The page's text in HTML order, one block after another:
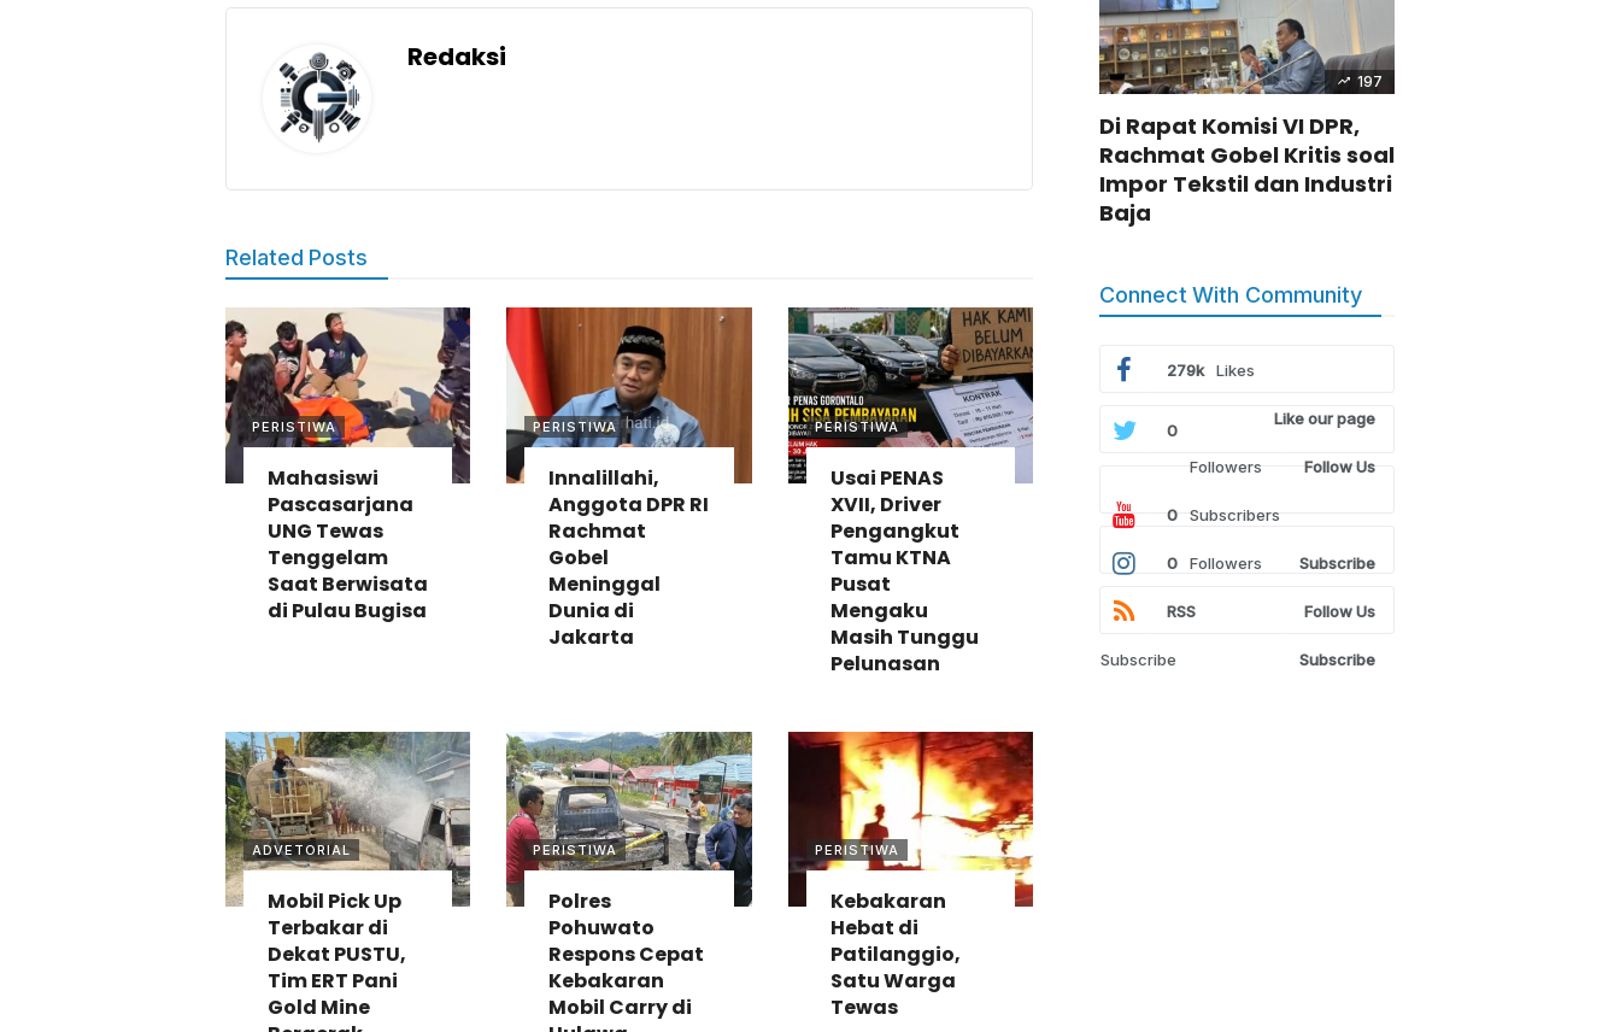
Redaksi
Related Posts
PERISTIWA
Mahasiswi
Pascasarjana
UNG Tewas
Tenggelam
Saat Berwisata
di Pulau Bugisa
PERISTIWA
Innalillahi,
Anggota DPR RI
Rachmat
Gobel
Meninggal
Dunia di
Jakarta
PERISTIWA
Usai PENAS
XVII, Driver
Pengangkut
Tamu KTNA
Pusat
Mengaku
Masih Tunggu
Pelunasan
ADVETORIAL
Mobil Pick Up
Terbakar di
Dekat PUSTU,
Tim ERT Pani
Gold Mine
PERISTIWA
Polres
Pohuwato
Respons Cepat
Kebakaran
Mobil Carry di
PERISTIWA
Kebakaran
Hebat di
Patilanggio,
Satu Warga
Tewas
197
Di Rapat Komisi VI DPR,
Rachmat Gobel Kritis soal
Impor Tekstil dan Industri
Baja
Connect With Community
279k Likes
Like our page
0
Followers
Follow Us
0 Subscribers
Subscribe
0 Followers
Follow Us
RSS
Subscribe Subscribe